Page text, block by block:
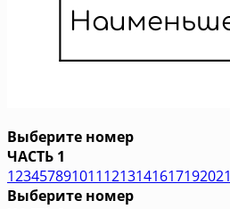
Выберите номер
ЧАСТЬ 1
1234578910111213141617192021
Выберите номер